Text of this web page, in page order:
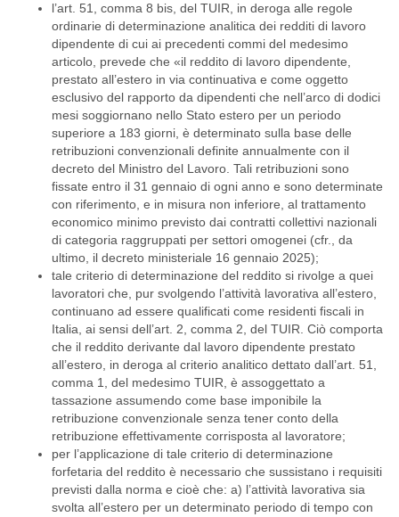
l’art. 51, comma 8 bis, del TUIR, in deroga alle regole
ordinarie di determinazione analitica dei redditi di lavoro
dipendente di cui ai precedenti commi del medesimo
articolo, prevede che «il reddito di lavoro dipendente,
prestato all’estero in via continuativa e come oggetto
esclusivo del rapporto da dipendenti che nell’arco di dodici
mesi soggiornano nello Stato estero per un periodo
superiore a 183 giorni, è determinato sulla base delle
retribuzioni convenzionali definite annualmente con il
decreto del Ministro del Lavoro. Tali retribuzioni sono
fissate entro il 31 gennaio di ogni anno e sono determinate
con riferimento, e in misura non inferiore, al trattamento
economico minimo previsto dai contratti collettivi nazionali
di categoria raggruppati per settori omogenei (cfr., da
ultimo, il decreto ministeriale 16 gennaio 2025);
tale criterio di determinazione del reddito si rivolge a quei
lavoratori che, pur svolgendo l’attività lavorativa all’estero,
continuano ad essere qualificati come residenti fiscali in
Italia, ai sensi dell’art. 2, comma 2, del TUIR. Ciò comporta
che il reddito derivante dal lavoro dipendente prestato
all’estero, in deroga al criterio analitico dettato dall’art. 51,
comma 1, del medesimo TUIR, è assoggettato a
tassazione assumendo come base imponibile la
retribuzione convenzionale senza tener conto della
retribuzione effettivamente corrisposta al lavoratore;
per l’applicazione di tale criterio di determinazione
forfetaria del reddito è necessario che sussistano i requisiti
previsti dalla norma e cioè che: a) l’attività lavorativa sia
svolta all’estero per un determinato periodo di tempo con